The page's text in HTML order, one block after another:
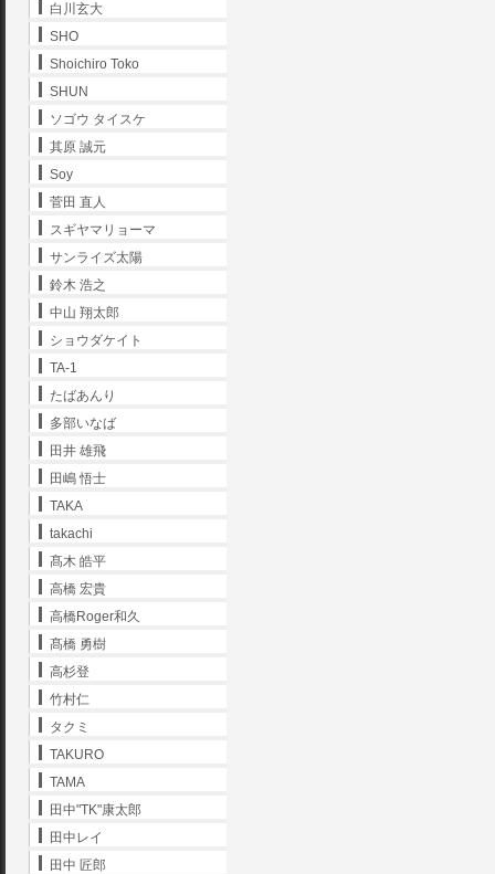
白川玄大
SHO
Shoichiro Toko
SHUN
ソゴウ タイスケ
其原 誠元
Soy
菅田 直人
スギヤマリョーマ
サンライズ太陽
鈴木 浩之
中山 翔太郎
ショウダケイト
TA-1
たばあんり
多部いなば
田井 雄飛
田嶋 悟士
TAKA
takachi
髙木 皓平
高橋 宏貴
高橋Roger和久
髙橋 勇樹
高杉登
竹村仁
タクミ
TAKURO
TAMA
田中"TK"康太郎
田中レイ
田中 匠郎